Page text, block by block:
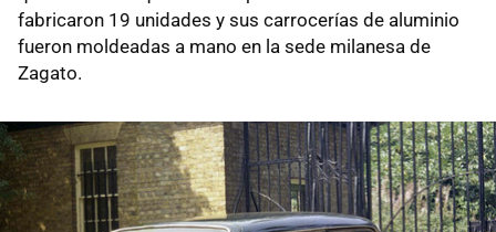
fabricaron 19 unidades y sus carrocerías de aluminio
fueron moldeadas a mano en la sede milanesa de
Zagato.